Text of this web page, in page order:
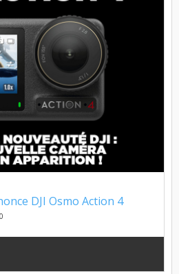
DJI Osmo Action 4